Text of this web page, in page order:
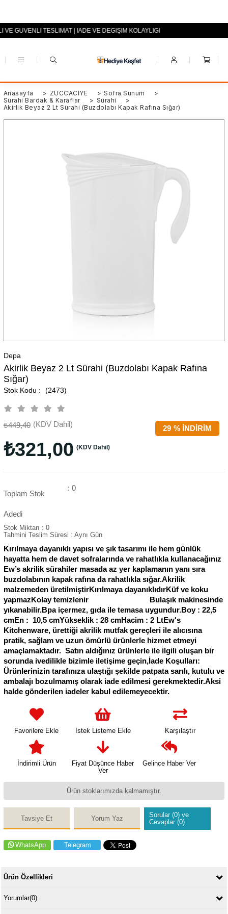
+90 (0553) 694 94 70
GÜVENLİ TESLİMAT | İADE VE DEĞİŞİM KOLAYLIĞI
Anasayfa > ZÜCCACİYE > Sofra Sunum
>
Sürahi Bardak & Karaflar
> Sürahi
>
Akirlik Beyaz 2 Lt Sürahi (Buzdolabı Kapak Rafına Sığar)
Depa
Akirlik Beyaz 2 Lt Sürahi (Buzdolabı Kapak Rafına
Sığar)
(2473)
%
29 İNDIRIM
₺449,40 (KDV Dahil)
₺321,00 (KDV Dahil)
Toplam Stok
Adedi
: 0
Stok Miktarı : 0
Tahmini Teslim Süresi : Aynı Gün
Kırılmaya dayanıklı yapısı ve şık tasarımı ile hem günlük
hayatta hem de davet sofralarında ve rahatlıkla kullanacağınız
Ew’s akrilik sürahiler masada az yer kaplamanın yanı sıra
buzdolabının kapak rafına da rahatlıkla sığar.Akrilik
malzemeden üretilmiştirKırılmaya dayanıklıdırKüf ve koku
yapmazKolay temizlenir Bulaşık makinesinde
yıkanabilir.Bpa içermez, gıda ile temasa uygundur.Boy : 22,5
cmEn : 10,5 cmYükseklik : 28 cmHacim : 2 LtEw's
Kitchenware, ürettiği akrilik mutfak gereçleri ile alıcısına
pratik, sağlam ve uzun ömürlü ürünlerle hizmet etmeyi
amaçlamaktadır. Satın aldığınız ürünlerle ile ilgili oluşan bir
sorunda ivedilikle bizimle iletişime geçin,İade Koşulları:
Ürünlerinizin tarafınıza ulaştığı şekilde patpata sarılı, kutulu ve
ambalajı bozulmamış olarak iade edilmesi gerekmektedir.Aksi
halde gönderilen iadeler kabul edilemeyecektir.
Favorilere Ekle İstek Listeme Ekle Karşılaştır
İndirimli Ürün
Fiyat Düşünce Haber
Ver
Gelince Haber Ver
Ürün stoklarımızda kalmamıştır.
Tavsiye Et Yorum Yaz
Sorular (0) ve
Cevaplar (0)
WhatsApp Telegram
Ürün Özellikleri
Yorumlar(0)